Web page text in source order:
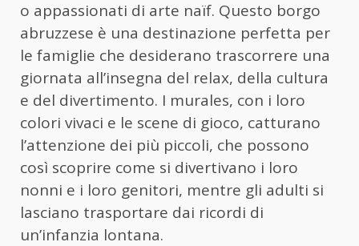
o appassionati di arte naïf. Questo borgo
abruzzese è una destinazione perfetta per
le famiglie che desiderano trascorrere una
giornata all’insegna del relax, della cultura
e del divertimento. I murales, con i loro
colori vivaci e le scene di gioco, catturano
l’attenzione dei più piccoli, che possono
così scoprire come si divertivano i loro
nonni e i loro genitori, mentre gli adulti si
lasciano trasportare dai ricordi di
un’infanzia lontana.